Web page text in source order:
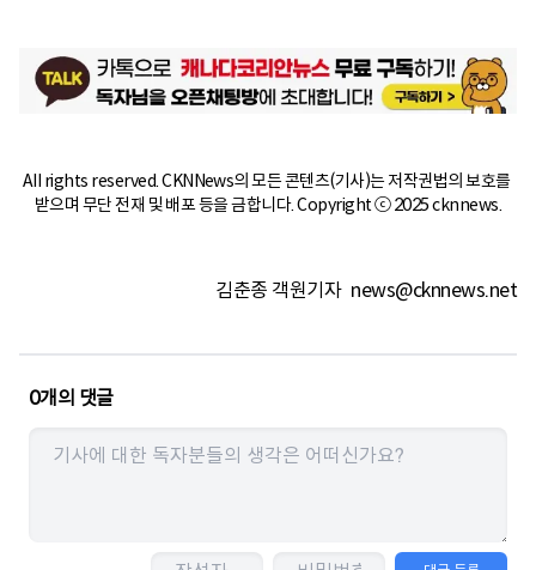
All rights reserved. CKNNews의 모든 콘텐츠(기사)는 저작권법의 보호를
받으며 무단 전재 및 배포 등을 금합니다. Copyright ⓒ 2025 cknnews.
김춘종 객원기자 news@cknnews.net
0개의 댓글